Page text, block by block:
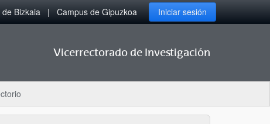
Bizkaia Campus de Gipuzkoa Iniciar sesión
Vicerrectorado de Investigación